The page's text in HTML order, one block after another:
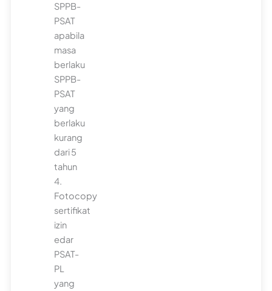
SPPB-
PSAT
apabila
masa
berlaku
SPPB-
PSAT
yang
berlaku
kurang
dari 5
tahun
4.
Fotocopy
sertifikat
izin
edar
PSAT-
PL
yang